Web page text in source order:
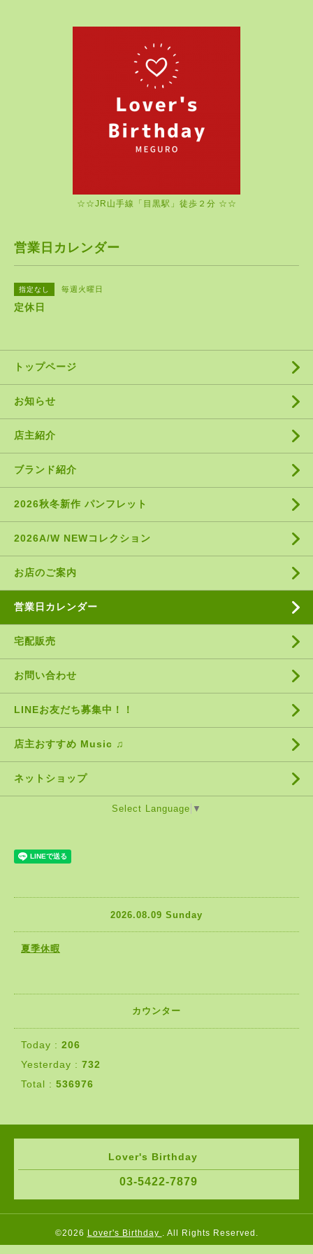
☆☆JR山手線「目黒駅」徒歩２分 ☆☆
営業日カレンダー
指定なし 毎週火曜日
定休日
トップページ
お知らせ
店主紹介
ブランド紹介
2026秋冬新作 パンフレット
2026A/W NEWコレクション
お店のご案内
営業日カレンダー
宅配販売
お問い合わせ
LINEお友だち募集中！！
店主おすすめ Music ♫
ネットショップ
Select Language ▼
2026.08.09 Sunday
夏季休暇
カウンター
Today : 206
Yesterday : 732
Total : 536976
Lover's Birthday
03-5422-7879
©2026 Lover's Birthday . All Rights Reserved.